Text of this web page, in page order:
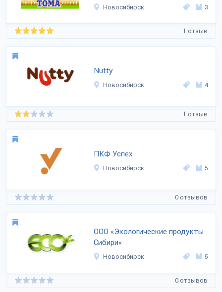
Новосибирск 3
1 отзыв
Nutty
Новосибирск 4
1 отзыв
ПКФ Успех
Новосибирск 5
0 отзывов
ООО «Экологические продукты
Сибири«
Новосибирск 5
0 отзывов